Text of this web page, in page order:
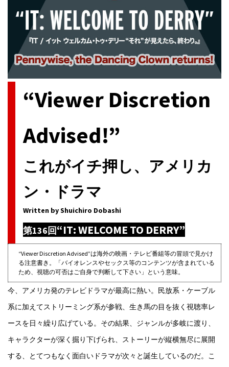
“Viewer Discretion
Advised!”
これがイチ押し、アメリカ
ン・ドラマ
Written by Shuichiro Dobashi
第136回“IT: WELCOME TO DERRY”
“Viewer Discretion Advised”は海外の映画・テレビ番組等の冒頭で見かけ
る注意書き。「バイオレンスやセックス等のコンテンツが含まれている
ため、視聴の可否はご自身で判断して下さい」という意味。
今、アメリカ発のテレビドラマが最高に熱い。民放系・ケーブル
系に加えてストリーミング系が参戦、生き馬の目を抜く視聴率レ
ースを日々繰り広げている。その結果、ジャンルが多岐に渡り、
キャラクターが深く掘り下げられ、ストーリーが縦横無尽に展開
する、とてつもなく面白いドラマが次々と誕生しているのだ。こ